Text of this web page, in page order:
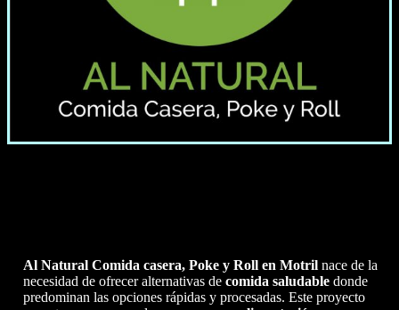
Al Natural Comida casera, Poke y Roll en Motril nace de la
necesidad de ofrecer alternativas de comida saludable donde
predominan las opciones rápidas y procesadas. Este proyecto